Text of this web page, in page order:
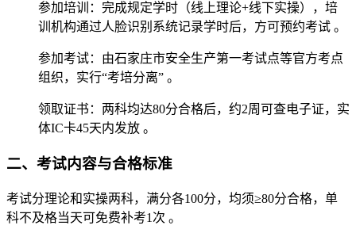
‌参加培训‌：完成规定学时（线上理论+线下实操），培
训机构通过人脸识别系统记录学时后，方可预约考试 。
‌参加考试‌：由石家庄市安全生产第一考试点等官方考点
组织，实行“考培分离” 。
‌领取证书‌：两科均达80分合格后，约2周可查电子证，实
体IC卡45天内发放 。‌‌
二、考试内容与合格标准
考试分‌理论‌和‌实操‌两科，满分各100分，‌均须≥80分‌合格，单
科不及格当天可免费补考1次 。‌‌